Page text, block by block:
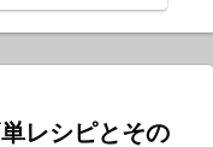
レシピとその